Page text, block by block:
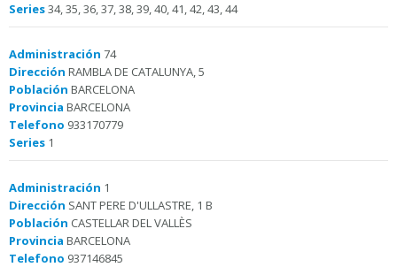
Series34, 35, 36, 37, 38, 39, 40, 41, 42, 43, 44
Administración 74
Dirección RAMBLA DE CATALUNYA, 5
Población BARCELONA
Provincia BARCELONA
Telefono 933170779
Series 1
Administración 1
Dirección SANT PERE D'ULLASTRE, 1 B
Población CASTELLAR DEL VALLÈS
Provincia BARCELONA
Telefono 937146845